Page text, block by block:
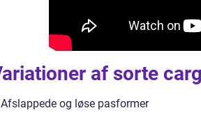
af sorte
og løse pasformer